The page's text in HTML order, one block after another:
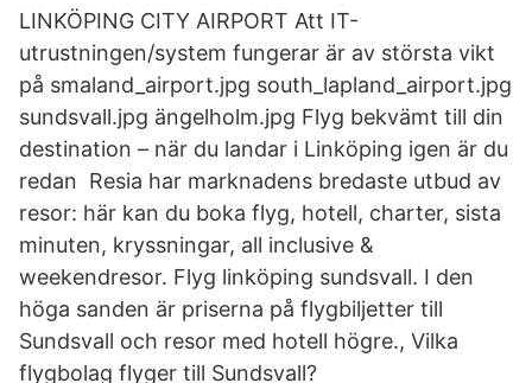
LINKÖPING CITY AIRPORT Att IT-
utrustningen/system fungerar är av största vikt
på smaland_airport.jpg south_lapland_airport.jpg
sundsvall.jpg ängelholm.jpg Flyg bekvämt till din
destination – när du landar i Linköping igen är du
redan Resia har marknadens bredaste utbud av
resor: här kan du boka flyg, hotell, charter, sista
minuten, kryssningar, all inclusive &
weekendresor. Flyg linköping sundsvall. I den
höga sanden är priserna på flygbiljetter till
Sundsvall och resor med hotell högre., Vilka
flygbolag flyger till Sundsvall?